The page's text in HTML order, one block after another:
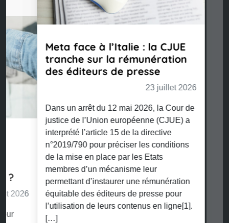
Meta face à l’Italie : la CJUE
tranche sur la rémunération
des éditeurs de presse
23 juillet 2026
Dans un arrêt du 12 mai 2026, la Cour de
justice de l’Union européenne (CJUE) a
interprété l’article 15 de la directive
n°2019/790 pour préciser les conditions
de la mise en place par les Etats
membres d’un mécanisme leur
permettant d’instaurer une rémunération
équitable des éditeurs de presse pour
l’utilisation de leurs contenus en ligne[1].
[…]